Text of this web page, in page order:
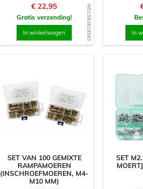
WD1562619593
Prijs
€ 22,95
Gratis verzending!
In winkelwagen In
SET VAN 100 GEMIXTE
RAMPAMOEREN
(INSCHROEFMOEREN, M4-
M10 MM)
SET